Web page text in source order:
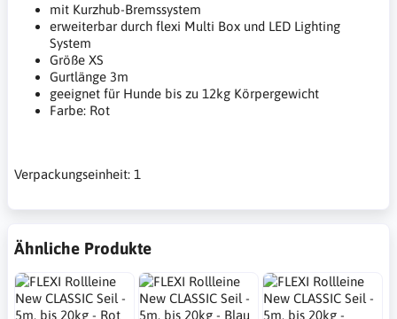
mit Kurzhub-Bremssystem
erweiterbar durch flexi Multi Box und LED Lighting
System
Größe XS
Gurtlänge 3m
geeignet für Hunde bis zu 12kg Körpergewicht
Farbe: Rot
Verpackungseinheit: 1
Ähnliche Produkte